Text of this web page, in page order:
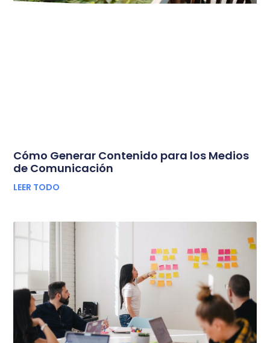
Cómo Generar Contenido para los Medios
de Comunicación
LEER TODO